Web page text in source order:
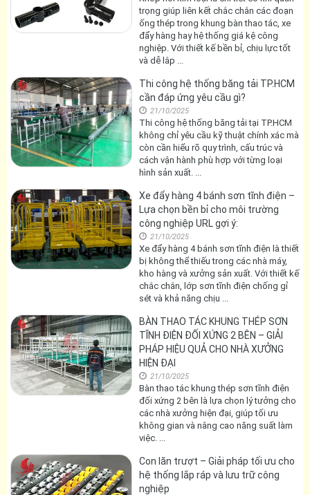
trọng giúp liên kết chắc chắn các đoạn
ống thép trong khung bàn thao tác, xe
đẩy hàng hay hệ thống giá kệ công
nghiệp. Với thiết kế bền bỉ, chịu lực tốt
và dễ lắp ...
Thi công hệ thống băng tải TP.HCM
cần đáp ứng yêu cầu gì?
21/10/2025
Thi công hệ thống băng tải tại TP.HCM
không chỉ yêu cầu kỹ thuật chính xác mà
còn cần hiểu rõ quy trình, cấu trúc và
cách vận hành phù hợp với từng loại
hình sản xuất. ...
Xe đẩy hàng 4 bánh sơn tĩnh điện –
Lựa chọn bền bỉ cho môi trường
công nghiệp URL gợi ý:
21/10/2025
Xe đẩy hàng 4 bánh sơn tĩnh điện là thiết
bị không thể thiếu trong các nhà máy,
kho hàng và xưởng sản xuất. Với thiết kế
chắc chắn, lớp sơn tĩnh điện chống gỉ
sét và khả năng chịu ...
BÀN THAO TÁC KHUNG THÉP SƠN
TĨNH ĐIỆN ĐỐI XỨNG 2 BÊN – GIẢI
PHÁP HIỆU QUẢ CHO NHÀ XƯỞNG
HIỆN ĐẠI
21/10/2025
Bàn thao tác khung thép sơn tĩnh điện
đối xứng 2 bên là lựa chọn lý tưởng cho
các nhà xưởng hiện đại, giúp tối ưu
không gian và nâng cao năng suất làm
việc. ...
Con lăn trượt – Giải pháp tối ưu cho
hệ thống lắp ráp và lưu trữ công
nghiệp